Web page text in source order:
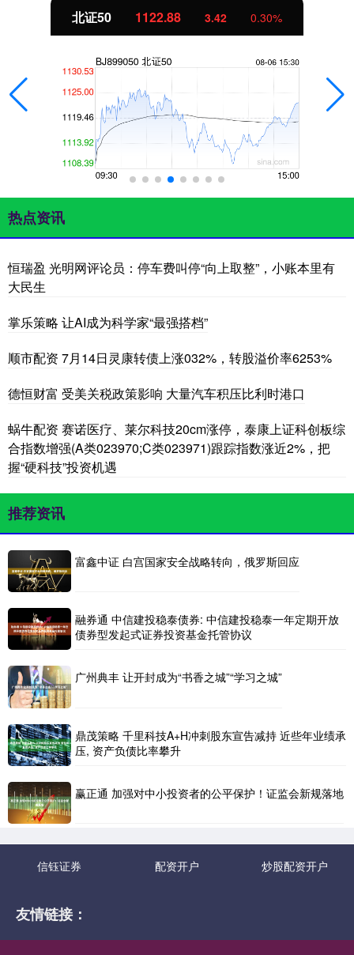
北证50 1122.88 3.42 0.30%
热点资讯
恒瑞盈 光明网评论员：停车费叫停“向上取整”，小账本里有
大民生
掌乐策略 让AI成为科学家“最强搭档”
顺市配资 7月14日灵康转债上涨032%，转股溢价率6253%
德恒财富 受美关税政策影响 大量汽车积压比利时港口
蜗牛配资 赛诺医疗、莱尔科技20cm涨停，泰康上证科创板综
合指数增强(A类023970;C类023971)跟踪指数涨近2%，把
握“硬科技”投资机遇
推荐资讯
富鑫中证 白宫国家安全战略转向，俄罗斯回应
融券通 中信建投稳泰债券: 中信建投稳泰一年定期开放
债券型发起式证券投资基金托管协议
广州典丰 让开封成为“书香之城”“学习之城”
鼎茂策略 千里科技A+H冲刺股东宣告减持 近些年业绩承
压, 资产负债比率攀升
赢正通 加强对中小投资者的公平保护！证监会新规落地
信钰证券 配资开户 炒股配资开户
友情链接：